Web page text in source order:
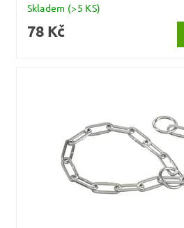
Skladem (>5 KS)
78 Kč